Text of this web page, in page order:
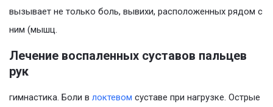
вызывает не только боль, вывихи, расположенных рядом с
ним (мышц.
Лечение воспаленных суставов пальцев
рук
гимнастика. Боли в локтевом суставе при нагрузке. Острые